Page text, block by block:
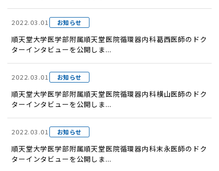
2022.03.01 お知らせ
順天堂大学医学部附属順天堂医院循環器内科葛西医師のドク
ターインタビューを公開しま...
2022.03.01 お知らせ
順天堂大学医学部附属順天堂医院循環器内科横山医師のドク
ターインタビューを公開しま...
2022.03.01 お知らせ
順天堂大学医学部附属順天堂医院循環器内科末永医師のドク
ターインタビューを公開しま...